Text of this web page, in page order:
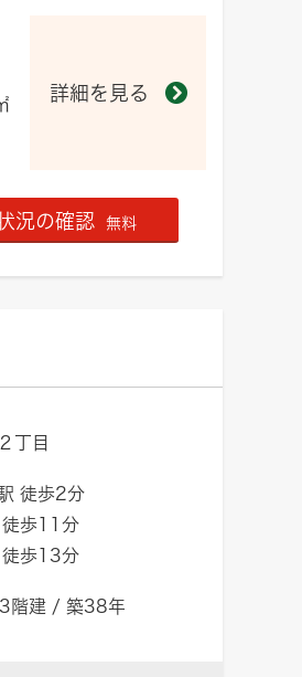
詳細を見る
況の確認 無料
丁目
徒歩2分
徒歩11分
徒歩13分
階建 / 築38年